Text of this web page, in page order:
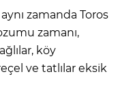
zamanda Toros
zamanı,
köy
ve tatlılar eksik